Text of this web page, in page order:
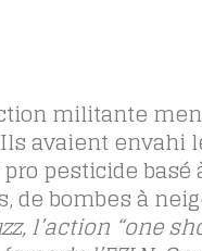
militante
avaient envahi
pesticide
bombes à
l’action “one